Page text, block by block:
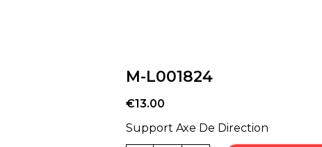
M-L001824
€13.00
Support Axe De Direction